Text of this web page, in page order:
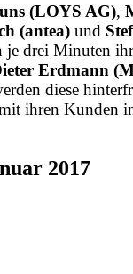
(LOYS AG),
(antea) und
je drei Minuten
Erdmann
diese
ihren Kunden
2017